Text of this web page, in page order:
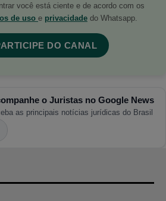
você está ciente e de acordo com os
de uso e privacidade do Whatsapp.
DO CANAL
o Juristas no Google News
as principais notícias jurídicas do Brasil